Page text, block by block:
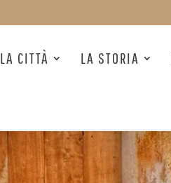
LA CITTÀ LA STORIA